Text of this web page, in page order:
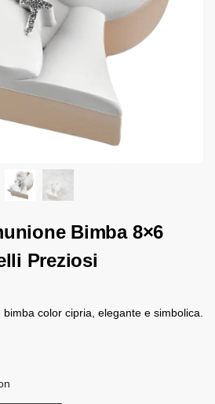
Bimba 8×6
Preziosi
color cipria, elegante e simbolica.